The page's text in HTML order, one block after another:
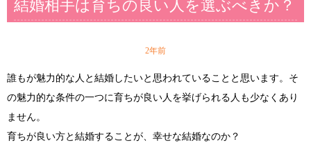
結婚相手は育ちの良い人を選ぶべきか？
2年前
誰もが魅力的な人と結婚したいと思われていることと思います。そ
の魅力的な条件の一つに育ちが良い人を挙げられる人も少なくあり
ません。
育ちが良い方と結婚することが、幸せな結婚なのか？